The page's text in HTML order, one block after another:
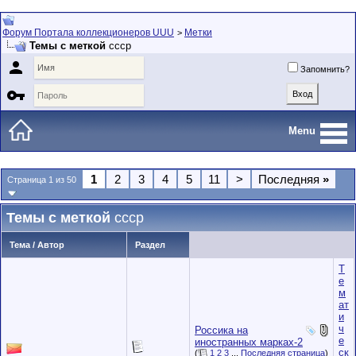
Форум Портала коллекционеров UUU > Метки
Темы с меткой ссср
 Запомнить?

Menu
Страница 1 из 50 1 2 3 4 5 11 > Последняя »
Темы с меткойссср
Тема / Автор Раздел
Россика на
иностранных марках-2
( 1 2 3 Последняя страница)
Т
е
м
ат
и
ч
е
ск